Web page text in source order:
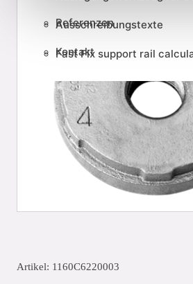
Ausschreibungstexte
Fast Fix support rail
Referenzen
Kontakt
Artikel: 1160C6220003